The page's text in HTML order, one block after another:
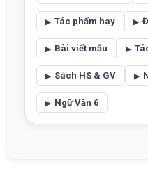
Tác phẩm hay
Bài viết mẫu
Sách HS & GV
Ngữ Văn 6